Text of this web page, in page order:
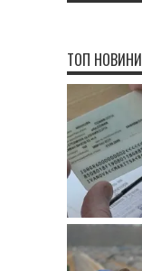
ТОП НОВИНИ